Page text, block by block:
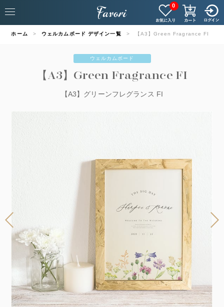
0
ホーム ウェルカムボード デザイン一覧 【A3】Green Fragrance FI
ウェルカムボード
【A3】Green Fragrance FI
【A3】グリーンフレグランス FI